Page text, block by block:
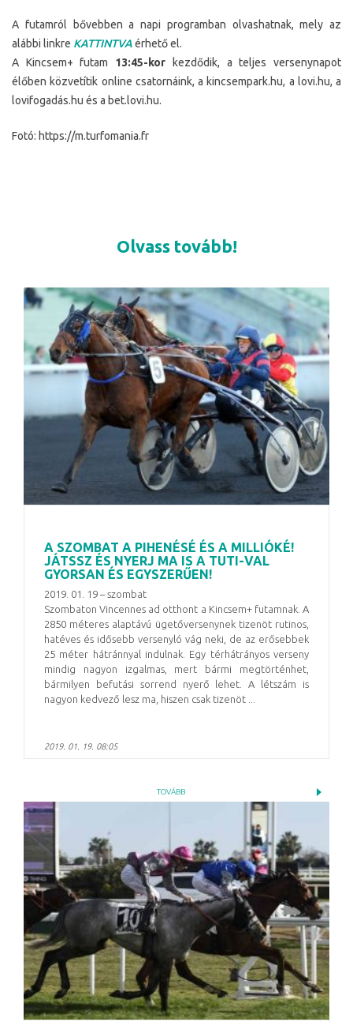
A futamról bővebben a napi programban olvashatnak, mely az
alábbi linkre KATTINTVAérhető el.
A Kincsem+ futam 13:45-kor
kezdődik, a teljes versenynapot
élőben közvetítik online csatornáink, a kincsempark.hu, a lovi.hu, a
lovifogadás.hu és a bet.lovi.hu.
Fotó: https://m.turfomania.fr
Olvass tovább!
A SZOMBAT A PIHENÉSÉ ÉS A MILLIÓKÉ!
JÁTSSZ ÉS NYERJ MA IS A TUTI-VAL
GYORSAN ÉS EGYSZERŰEN!
2019. 01. 19 – szombat
Szombaton Vincennes ad otthont a Kincsem+ futamnak. A
2850 méteres alaptávú ügetőversenynek tizenöt rutinos,
hatéves és idősebb versenyló vág neki, de az erősebbek
25 méter hátránnyal indulnak. Egy térhátrányos verseny
mindig nagyon izgalmas, mert bármi megtörténhet,
bármilyen befutási sorrend nyerő lehet. A létszám is
nagyon kedvező lesz ma, hiszen csak tizenöt ...
2019. 01. 19. 08:05
TOVÁBB